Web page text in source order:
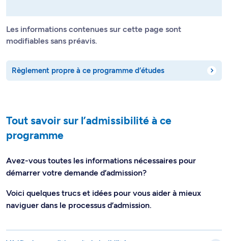
Les informations contenues sur cette page sont
modifiables sans préavis.
Règlement propre à ce programme d’études
Tout savoir sur l’admissibilité à ce
programme
Avez-vous toutes les informations nécessaires pour
démarrer votre demande d’admission?
Voici quelques trucs et idées pour vous aider à mieux
naviguer dans le processus d’admission.